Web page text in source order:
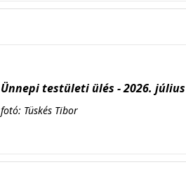
Ünnepi testületi ülés - 2026. július
fotó: Tüskés Tibor